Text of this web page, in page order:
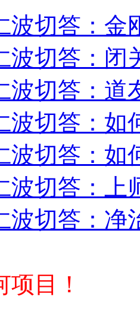
波切答：金
波切答：闭
波切答：道
波切答：如
波切答：如
波切答：上
波切答：净
目！